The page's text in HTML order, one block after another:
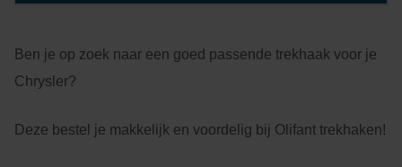
Ben je op zoek naar een goed passende trekhaak voor je
Chrysler?
Deze bestel je makkelijk en voordelig bij Olifant trekhaken!